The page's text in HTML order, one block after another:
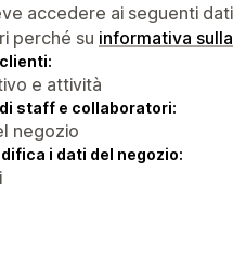
accedere ai seguenti
perché su informativa
e attività
staff e collaboratori:
negozio
i dati del negozio: